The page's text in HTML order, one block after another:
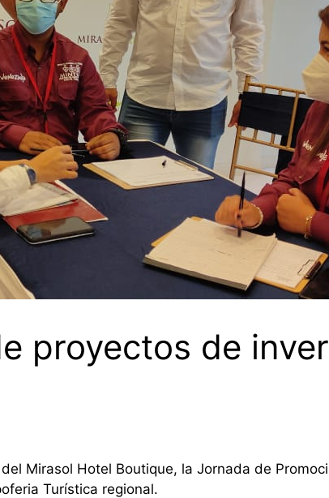
proyectos de
Mirasol Hotel Boutique, la Jornada de
Turística regional.